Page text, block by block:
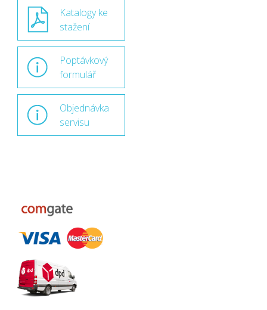
Katalogy ke
stažení
Poptávkový
formulář
Objednávka
servisu